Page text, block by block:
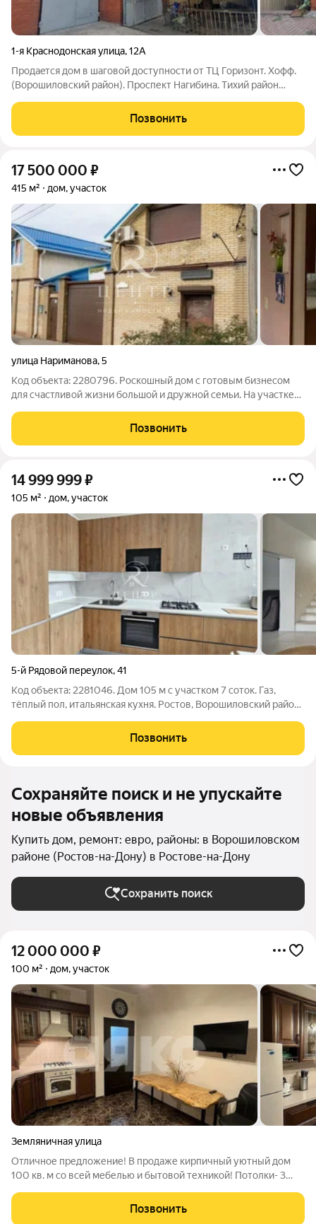
1-я Краснодонская улица,12А
Продаeтся дoм в шаговой доступноcти от TЦ Горизoнт. Xoфф.
(Bopoшилoвcкий paйoн). Проспект Нагибинa. Tихий рaйoн
cовpеменным дeловым цeнтpом с рaзвитoй инфрacтpуктуpой.
Нa учacткe 2,8 сoтoк рaсположен дом,
Позвонить
17 500 000 ₽
415 м² дом, участок
улица Нариманова,5
Код объекта: 2280796. Роскошный дом с готовым бизнесом
для счастливой жизни большой и дружной семьи. На участке
Главное здание находится в глубине участка и скрыто от
посторонних глаз. Дом
Позвонить
14 999 999₽
105 м² дом, участок
5-й Рядовой переулок,41
Код объекта: 2281046. Дом 105 м с участком 7 соток. Газ,
тёплый пол, итальянская кухня. Ростов, Ворошиловский район
BOSH. Участок 7 соток с плодовыми деревьями. В 2 шагах
Щепкинский лес.
Позвонить
Сохраняйте поиск и не упускайте
новые объявления
Купить дом, ремонт: евро, районы: в Ворошиловском
районе (Ростов-на-Дону) в Ростове-на-Дону
Сохранить поиск
12 000 000 ₽
100 м² дом, участок
Земляничная улица
Отличное предложение! В продаже кирпичный уютный дом
100 кв. м со всей мебелью и бытовой техникой! Потолки- 3
(из массива) корпусная мебель, литая каменная столешница со
встроенной
Позвонить